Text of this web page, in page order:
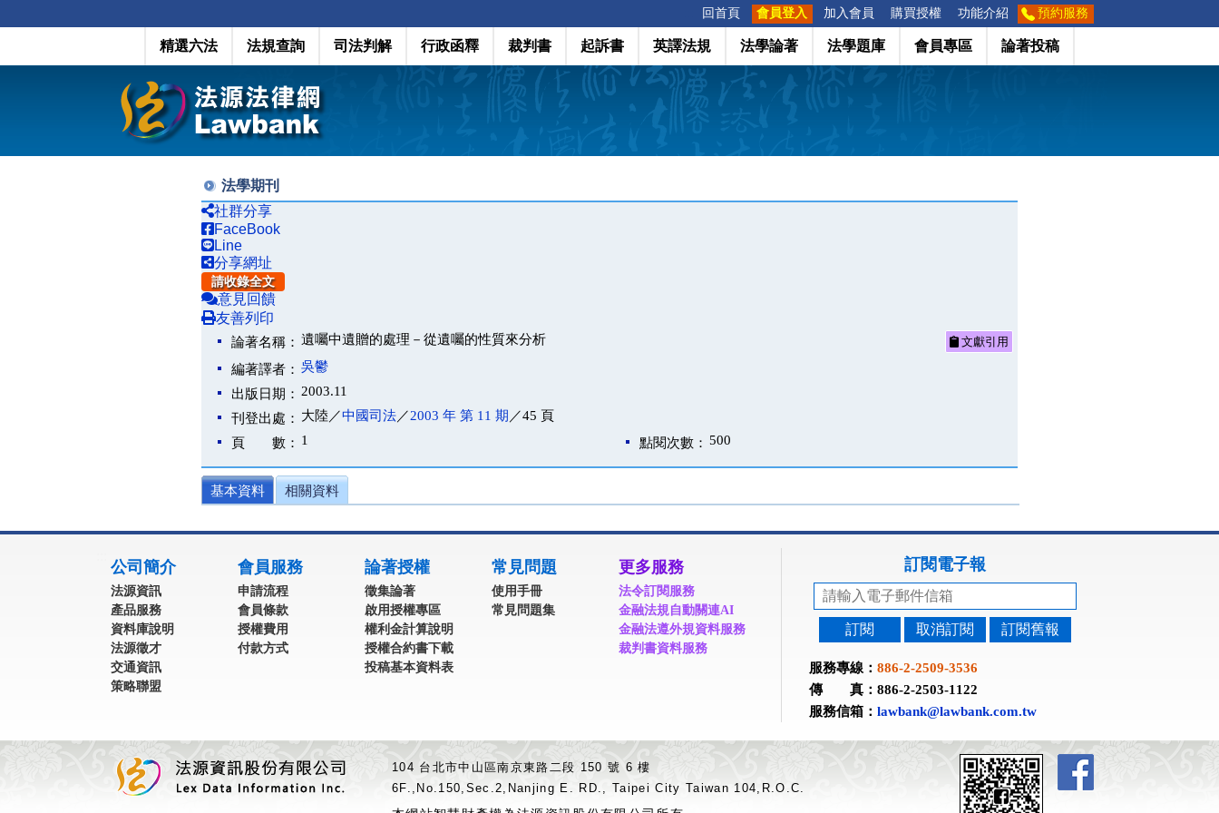
回首頁 會員登入 加入會員 購買授權 功能介紹 預約服務
精選六法 法規查詢 司法判解 行政函釋 裁判書 起訴書 英譯法規 法學論著 法學題庫 會員專區 論著投稿
法學期刊
社群分享
FaceBook
Line
分享網址
請收錄全文
意見回饋
友善列印
論著名稱： 遺囑中遺贈的處理－從遺囑的性質來分析 文獻引用
編著譯者： 吳鬱
出版日期： 2003.11
刊登出處： 大陸／中國司法／2003 年 第 11 期 ／45 頁
頁 數： 1 點閱次數： 500
基本資料 相關資料
公司簡介
法源資訊
產品服務
資料庫說明
法源徵才
交通資訊
策略聯盟
會員服務
申請流程
會員條款
授權費用
付款方式
論著授權
徵集論著
啟用授權專區
權利金計算說明
授權合約書下載
投稿基本資料表
常見問題
使用手冊
常見問題集
更多服務
法令訂閱服務
金融法規自動關連AI
金融法遵外規資料服務
裁判書資料服務
訂閱電子報
訂閱 取消訂閱 訂閱舊報
服務專線： 886-2-2509-3536
傳 真：886-2-2503-1122
服務信箱： lawbank@lawbank.com.tw
104 台北市中山區南京東路二段 150 號 6 樓
6F.,No.150,Sec.2,Nanjing E. RD., Taipei City Taiwan 104,R.O.C.